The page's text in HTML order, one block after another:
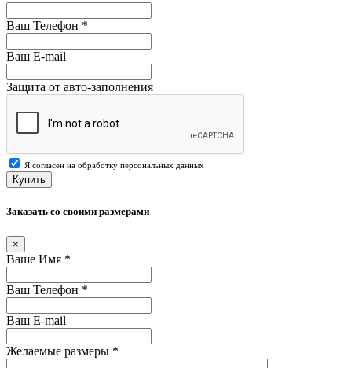
Ваш Телефон *
Ваш E-mail
Защита от авто-заполнения
Я согласен на обработку персональных данных
Купить
Заказать со своими размерами
×
Ваше Имя *
Ваш Телефон *
Ваш E-mail
Желаемые размеры *